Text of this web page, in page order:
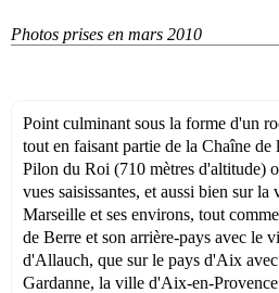
Photos prises en mars 2010
Point culminant sous la forme d'un
tout en faisant partie de la Chaîne de
Pilon du Roi (710 mètres d'altitude)
vues saisissantes, et aussi bien sur la
Marseille et ses environs, tout
de Berre et son arrière-pays avec le
d'Allauch, que sur le pays d'Aix
Gardanne, la ville d'Aix-en-